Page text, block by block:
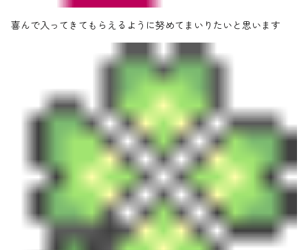
喜んで入ってきてもらえるように努めてまいりたいと思います